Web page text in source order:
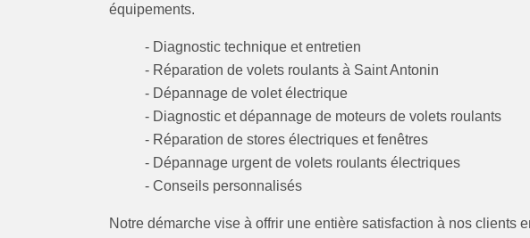
équipements.
- Diagnostic technique et entretien
- Réparation de volets roulants à Saint Antonin
- Dépannage de volet électrique
- Diagnostic et dépannage de moteurs de volets roulants
- Réparation de stores électriques et fenêtres
- Dépannage urgent de volets roulants électriques
- Conseils personnalisés
Notre démarche vise à offrir une entière satisfaction à nos clients